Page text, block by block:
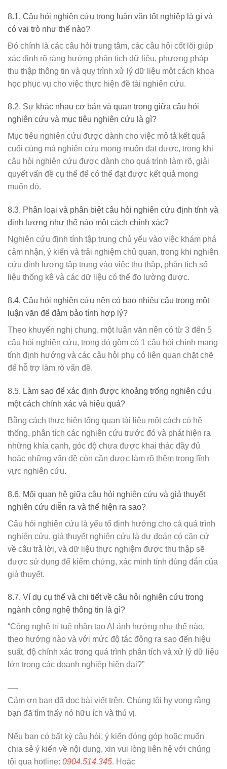
8.1. Câu hỏi nghiên cứu trong luận văn tốt nghiệp là gì và
có vai trò như thế nào?
Đó chính là các câu hỏi trung tâm, các câu hỏi cốt lõi giúp
xác định rõ ràng hướng phân tích dữ liệu, phương pháp
thu thập thông tin và quy trình xử lý dữ liệu một cách khoa
học phục vụ cho việc thực hiện đề tài nghiên cứu.
8.2. Sự khác nhau cơ bản và quan trọng giữa câu hỏi
nghiên cứu và mục tiêu nghiên cứu là gì?
Mục tiêu nghiên cứu được dành cho việc mô tả kết quả
cuối cùng mà nghiên cứu mong muốn đạt được, trong khi
câu hỏi nghiên cứu được dành cho quá trình làm rõ, giải
quyết vấn đề cụ thể để có thể đạt được kết quả mong
muốn đó.
8.3. Phân loại và phân biệt câu hỏi nghiên cứu định tính và
định lượng như thế nào một cách chính xác?
Nghiên cứu định tính tập trung chủ yếu vào việc khám phá
cảm nhận, ý kiến và trải nghiệm chủ quan, trong khi nghiên
cứu định lượng tập trung vào việc thu thập, phân tích số
liệu thống kê và các dữ liệu có thể đo lường được.
8.4. Câu hỏi nghiên cứu nên có bao nhiêu câu trong một
luận văn để đảm bảo tính hợp lý?
Theo khuyến nghị chung, một luận văn nên có từ 3 đến 5
câu hỏi nghiên cứu, trong đó gồm có 1 câu hỏi chính mang
tính định hướng và các câu hỏi phụ có liên quan chặt chẽ
để hỗ trợ làm rõ vấn đề.
8.5. Làm sao để xác định được khoảng trống nghiên cứu
một cách chính xác và hiệu quả?
Bằng cách thực hiện tổng quan tài liệu một cách có hệ
thống, phân tích các nghiên cứu trước đó và phát hiện ra
những khía cạnh, góc độ chưa được khai thác đầy đủ
hoặc những vấn đề còn cần được làm rõ thêm trong lĩnh
vực nghiên cứu.
8.6. Mối quan hệ giữa câu hỏi nghiên cứu và giả thuyết
nghiên cứu diễn ra và thể hiện ra sao?
Câu hỏi nghiên cứu là yếu tố định hướng cho cả quá trình
nghiên cứu, giả thuyết nghiên cứu là dự đoán có căn cứ
về câu trả lời, và dữ liệu thực nghiệm được thu thập sẽ
được sử dụng để kiểm chứng, xác minh tính đúng đắn của
giả thuyết.
8.7. Ví dụ cụ thể và chi tiết về câu hỏi nghiên cứu trong
ngành công nghệ thông tin là gì?
“Công nghệ trí tuệ nhân tạo AI ảnh hưởng như thế nào,
theo hướng nào và với mức độ tác động ra sao đến hiệu
suất, độ chính xác trong quá trình phân tích và xử lý dữ liệu
lớn trong các doanh nghiệp hiện đại?”
—-
Cảm ơn bạn đã đọc bài viết trên. Chúng tôi hy vọng rằng
bạn đã tìm thấy nó hữu ích và thú vị.
Nếu bạn có bất kỳ câu hỏi, ý kiến đóng góp hoặc muốn
chia sẻ ý kiến về nội dung, xin vui lòng liên hệ với chúng
tôi qua hotline: 0904.514.345. Hoặc